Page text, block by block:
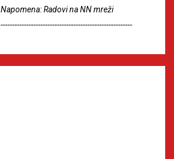
Napomena: Radovi na NN mreži
--------------------------------------------------------